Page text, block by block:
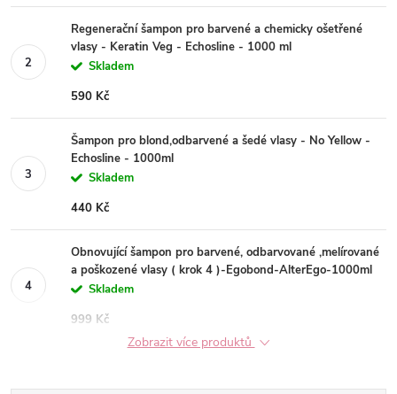
Regenerační šampon pro barvené a chemicky ošetřené
vlasy - Keratin Veg - Echosline - 1000 ml
Skladem
590 Kč
Šampon pro blond,odbarvené a šedé vlasy - No Yellow -
Echosline - 1000ml
Skladem
440 Kč
Obnovující šampon pro barvené, odbarvované ,melírované
a poškozené vlasy ( krok 4 )-Egobond-AlterEgo-1000ml
Skladem
999 Kč
Zobrazit více produktů